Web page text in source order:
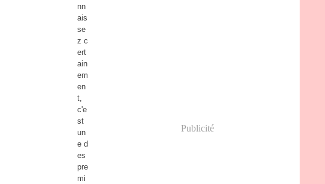
nn
ais
se
z c
ert
ain
em
en
t,
c'e
st
un
e d
es
pre
mi
Publicité